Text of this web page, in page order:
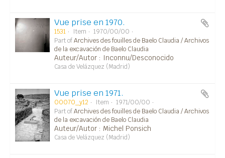
Vue prise en 1970.
1531 Item
1970/00/00
Part ofArchives des fouilles de Baelo Claudia / Archivos
de la excavación de Baelo Claudia
Auteur/Autor : Inconnu/Desconocido
Casa de Velázquez (Madrid)
Vue prise en 1971.
00070_y12 Item
1971/00/00
Part ofArchives des fouilles de Baelo Claudia / Archivos
de la excavación de Baelo Claudia
Auteur/Autor : Michel Ponsich
Casa de Velázquez (Madrid)